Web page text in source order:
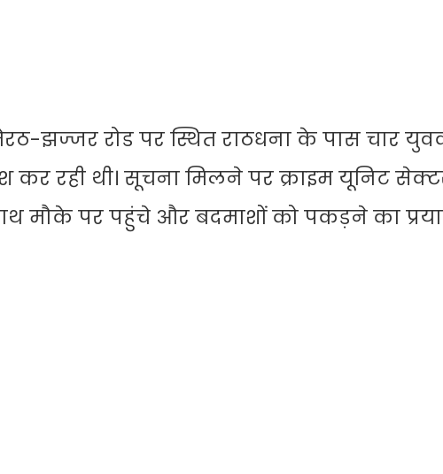
मेरठ-झज्जर रोड पर स्थित राठधना के पास चार
कर रही थी। सूचना मिलने पर क्राइम यूनिट
मौके पर पहुंचे और बदमाशों को पकड़ने का